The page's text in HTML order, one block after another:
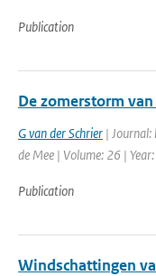
Publication
De zomerstorm van
G van der Schrier |
de Mee | Volume: 26 |
Publication
Windschattingen